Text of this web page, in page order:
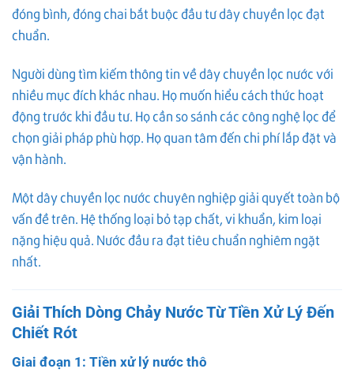
đóng bình, đóng chai bắt buộc đầu tư dây chuyền lọc đạt
chuẩn.
Người dùng tìm kiếm thông tin về dây chuyền lọc nước với
nhiều mục đích khác nhau. Họ muốn hiểu cách thức hoạt
động trước khi đầu tư. Họ cần so sánh các công nghệ lọc để
chọn giải pháp phù hợp. Họ quan tâm đến chi phí lắp đặt và
vận hành.
Một dây chuyền lọc nước chuyên nghiệp giải quyết toàn bộ
vấn đề trên. Hệ thống loại bỏ tạp chất, vi khuẩn, kim loại
nặng hiệu quả. Nước đầu ra đạt tiêu chuẩn nghiêm ngặt
nhất.
Giải Thích Dòng Chảy Nước Từ Tiền Xử Lý Đến
Chiết Rót
Giai đoạn 1: Tiền xử lý nước thô